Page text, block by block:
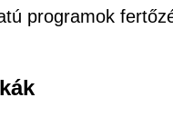
programok